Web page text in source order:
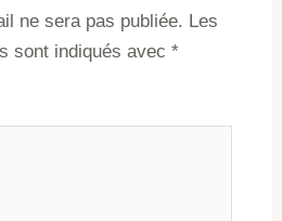
ne sera pas publiée. Les
sont indiqués avec *